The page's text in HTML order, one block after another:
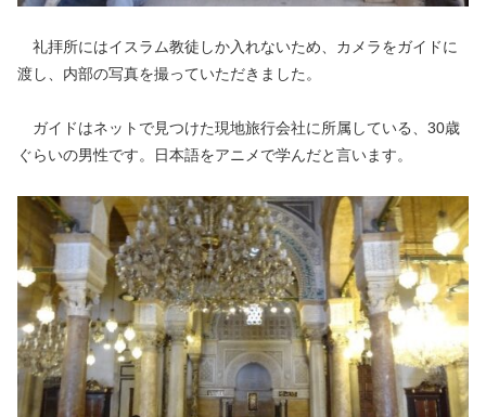
礼拝所にはイスラム教徒しか入れないため、カメラをガイドに
渡し、内部の写真を撮っていただきました。
ガイドはネットで見つけた現地旅行会社に所属している、30歳
ぐらいの男性です。日本語をアニメで学んだと言います。